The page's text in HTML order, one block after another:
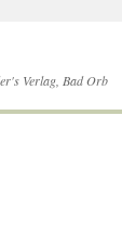
Verlag, Bad Orb